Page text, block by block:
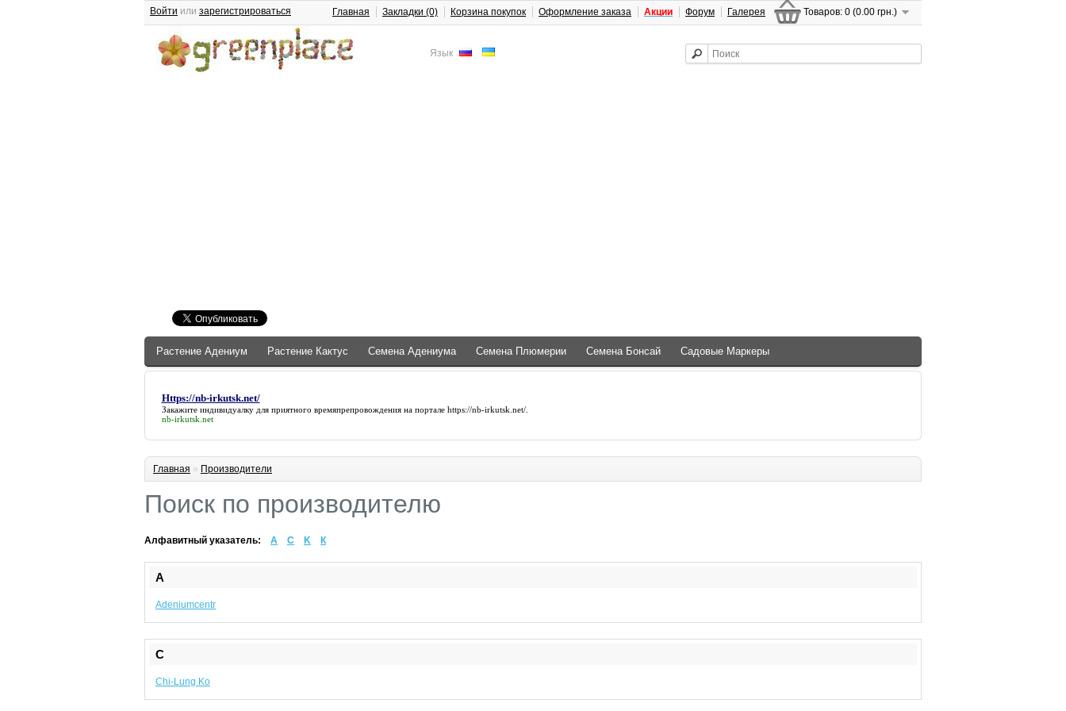
Язык
Товаров: 0 (0.00 грн.)
Войти или зарегистрироваться Главная Закладки (0) Корзина покупок Оформление заказа Акции Форум Галерея
Растение Адениум Растение Кактус Семена Адениума Семена Плюмерии Семена Бонсай Садовые Маркеры
Https://nb-irkutsk.net/
Закажите индивидуалку для приятного времяпрепровождения на портале https://nb-irkutsk.net/.
nb-irkutsk.net
Главная » Производители
Поиск по производителю
Алфавитный указатель: A C K К
A
Adeniumcentr
C
Chi-Lung Ko